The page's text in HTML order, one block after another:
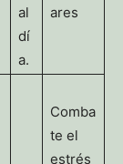
al
dí
a.
ares
Comba
te el
estrés